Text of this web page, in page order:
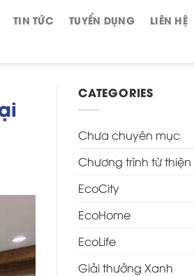
TIN TỨC TUYỂN DỤNG LIÊN HỆ
CATEGORIES
Chưa chuyên mục
Chương trình từ thiện
EcoCity
EcoHome
EcoLife
Giải thưởng Xanh